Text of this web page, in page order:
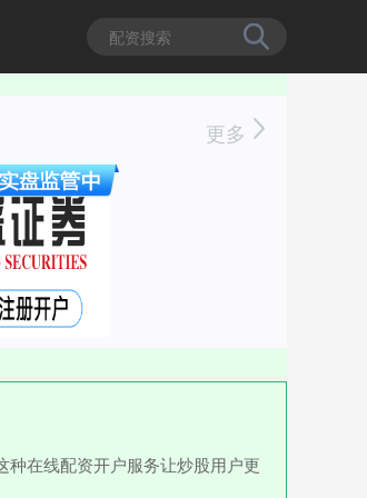
更多
在线配资开户服务让炒股用户更